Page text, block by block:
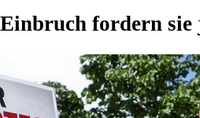
fordern